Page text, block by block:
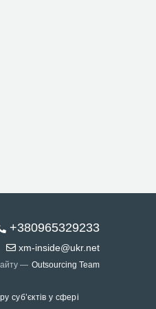
+380965329233
xm-inside@ukr.net
— Outsourcing Team
суб’єктів у сфері